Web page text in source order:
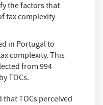
the factors that
tax complexity
in Portugal to
complexity. This
from 994
TOCs.
TOCs perceived